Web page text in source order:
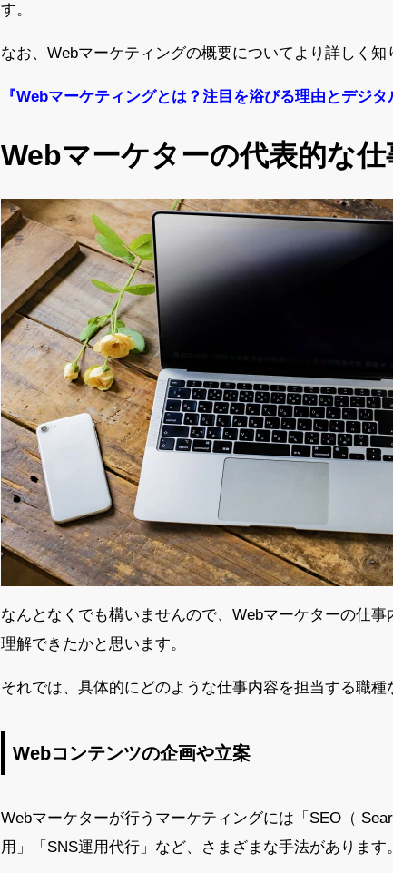
す。
なお、Webマーケティングの概要についてより詳しく
『Webマーケティングとは？注目を浴びる理由とデジタ
Webマーケターの代表的な仕
なんとなくでも構いませんので、Webマーケターの仕
理解できたかと思います。
それでは、具体的にどのような仕事内容を担当する職種
Webコンテンツの企画や立案
Webマーケターが行うマーケティングには「SEO（
用」「SNS運用代行」など、さまざまな手法があります。